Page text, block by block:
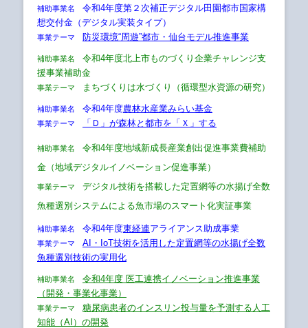
補助事業名 令和4年度第２次補正デジタル田園都市国家構
想交付金（デジタル実装タイプ）
事業テーマ 防災環境“周遊”都市・仙台モデル推進事業
補助事業名 令和4年度北上市ものづくり企業チャレンジ支
援事業補助金
事業テーマ まちづくりは水づくり（循環型水資源の研究）
補助事業名 令和4年度農林水産業みらい基金
事業テーマ 「Ｄ」が森林と都市を「Ｘ」する
補助事業名 令和4年度地域新成長産業創出促進事業費補助
金（地域デジタルイノベーション促進事業）
事業テーマ デジタル技術を搭載した定置網等の水揚げ全数
魚種選別システムによる魚市場のスマート化実証事業
補助事業名 令和4年度東経連アライアンス助成事業
事業テーマ AI・IoT技術を活用した定置網等の水揚げ全数
魚種選別技術の実用化
補助事業名 令和4年度 医工連携イノベーション推進事業
（開発・事業化事業）
事業テーマ 糖尿病患者のインスリン投与量を予測する人工
知能（AI）の開発